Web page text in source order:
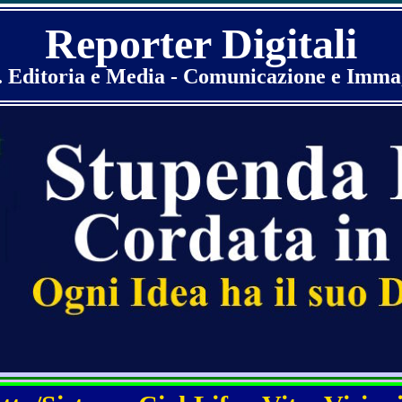
Reporter Digitali
Editoria e Media - Comunicazione e